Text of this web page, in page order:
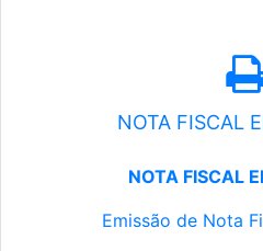
NOTA FISCAL
NOTA FISCAL
Emissão de Nota